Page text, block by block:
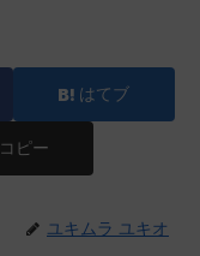
はてブ
コピー
ユキムラ ユキオ